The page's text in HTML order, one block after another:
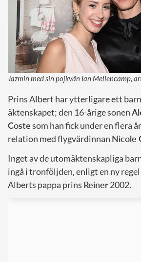
Jazmin med sin pojkvän Ian Mellencamp,
Prins Albert har ytterligare ett
äktenskapet; den 16-årige sonen
Costesom han fick under en flera
relation med flygvärdinnan Nicole
Inget av de utomäktenskapliga
ingå i tronföljden, enligt en ny
Alberts pappa prins Reiner2002.